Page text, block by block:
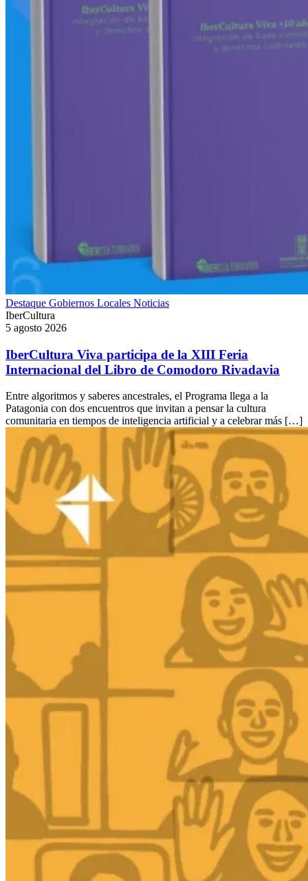
Destaque Gobiernos Locales Noticias
IberCultura
5 agosto 2026
IberCultura Viva participa de la XIII Feria
Internacional del Libro de Comodoro Rivadavia
Entre algoritmos y saberes ancestrales, el Programa llega a la
Patagonia con dos encuentros que invitan a pensar la cultura
comunitaria en tiempos de inteligencia artificial y a celebrar más […]